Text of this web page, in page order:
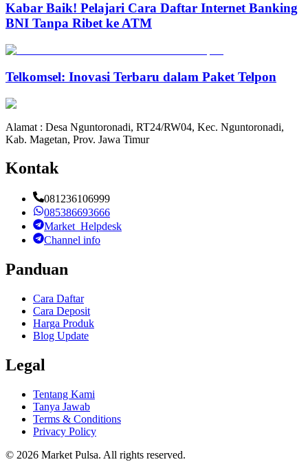
Kabar Baik! Pelajari Cara Daftar Internet Banking
BNI Tanpa Ribet ke ATM
Telkomsel: Inovasi Terbaru dalam Paket Telpon
Alamat : Desa Nguntoronadi, RT24/RW04, Kec. Nguntoronadi,
Kab. Magetan, Prov. Jawa Timur
Kontak
081236106999
085386693666
Market_Helpdesk
Channel info
Panduan
Cara Daftar
Cara Deposit
Harga Produk
Blog Update
Legal
Tentang Kami
Tanya Jawab
Terms & Conditions
Privacy Policy
© 2026 Market Pulsa. All rights reserved.